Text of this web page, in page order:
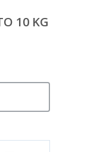
10 KG